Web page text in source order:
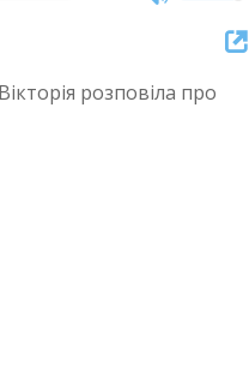
Up/Down
keys
розповіла про